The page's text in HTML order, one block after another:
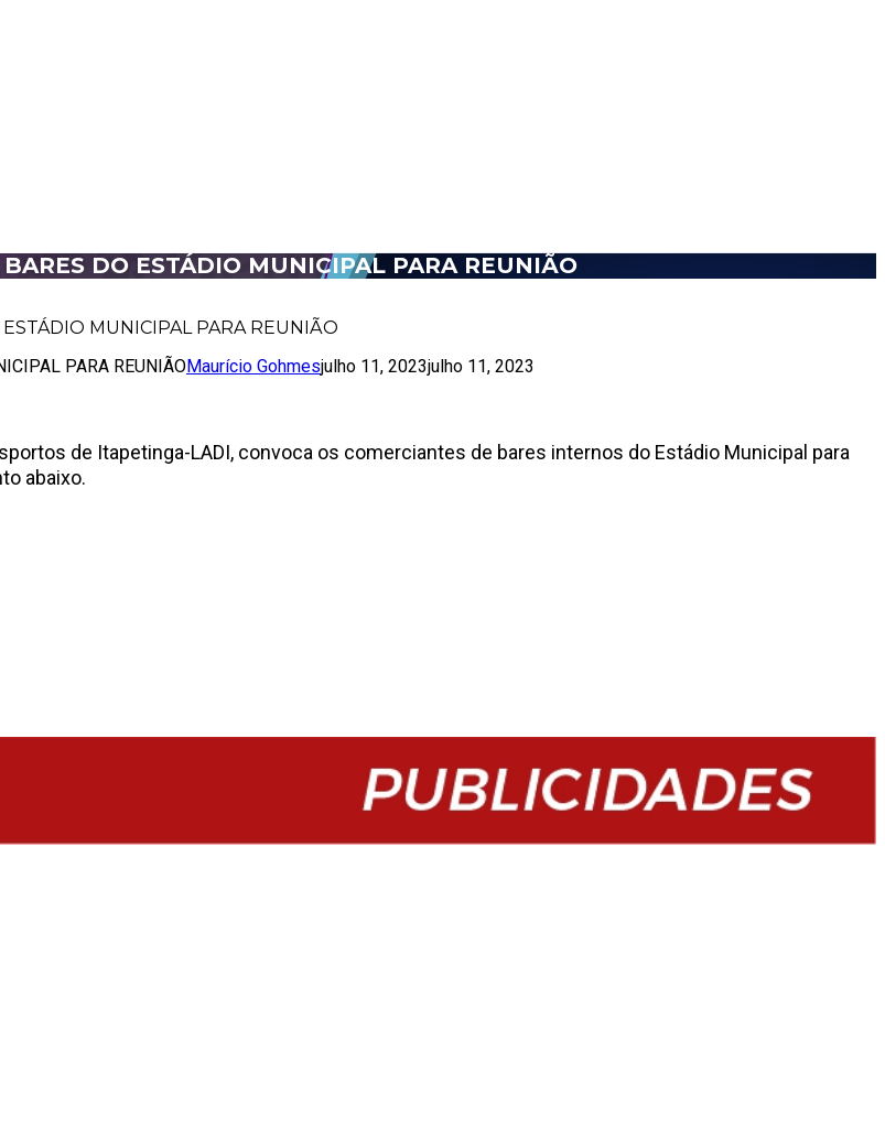
DO ESTÁDIO MUNICIPAL PARA REUNIÃO
MUNICIPAL PARA REUNIÃO
PARA REUNIÃOMaurício Gohmesjulho 11, 2023julho 11, 2023
de Itapetinga-LADI, convoca os comerciantes de bares internos do Estádio Municipal para
abaixo.